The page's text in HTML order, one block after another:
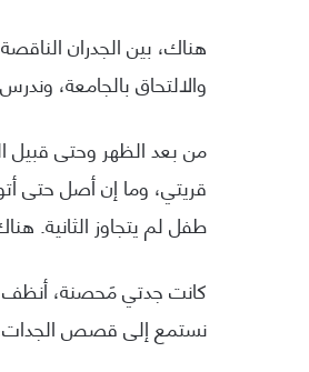
هناك، بين الجدران
والالتحاق بالجامعة،
من بعد الظهر وحتى قبيل
قريتي، وما إن أصل حتى
طفل لم يتجاوز الثانية.
كانت جدتي مَحصنة، أنظف
نستمع إلى قصص الجدات،